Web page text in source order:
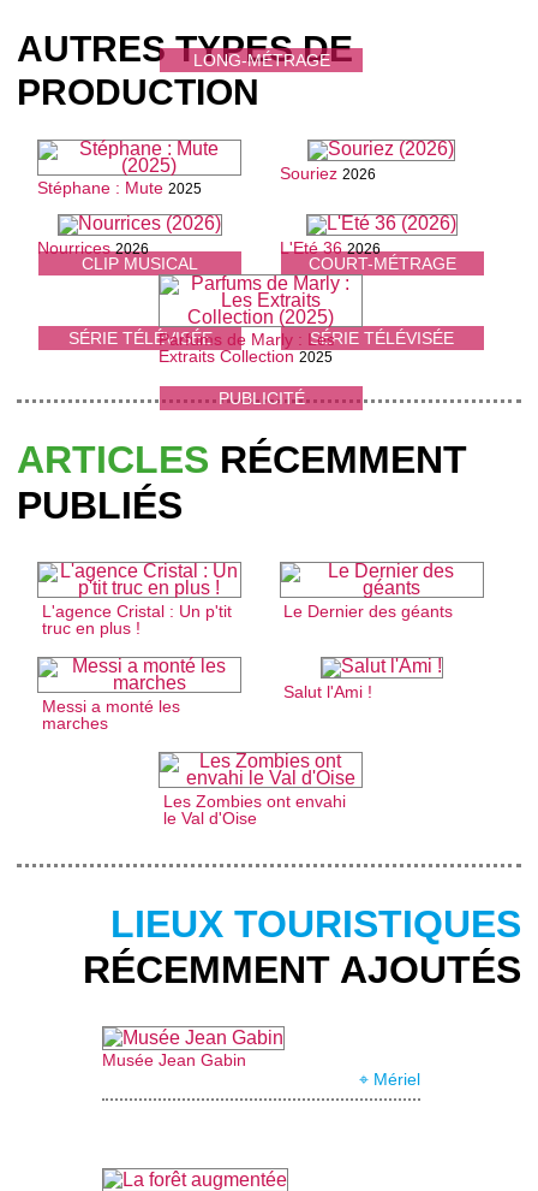
LONG-MÉTRAGE
AUTRES TYPES DE
PRODUCTION
CLIP MUSICAL
Stéphane : Mute 2025
COURT-MÉTRAGE
Souriez 2026
SÉRIE TÉLÉVISÉE
Nourrices 2026
SÉRIE TÉLÉVISÉE
L'Eté 36 2026
PUBLICITÉ
Parfums de Marly : Les
Extraits Collection 2025
ARTICLES RÉCEMMENT
PUBLIÉS
L'agence Cristal : Un p'tit
truc en plus !
Le Dernier des géants
Messi a monté les
marches
Salut l'Ami !
Les Zombies ont envahi
le Val d'Oise
LIEUX TOURISTIQUES
RÉCEMMENT AJOUTÉS
Musée Jean Gabin
⌖ Mériel